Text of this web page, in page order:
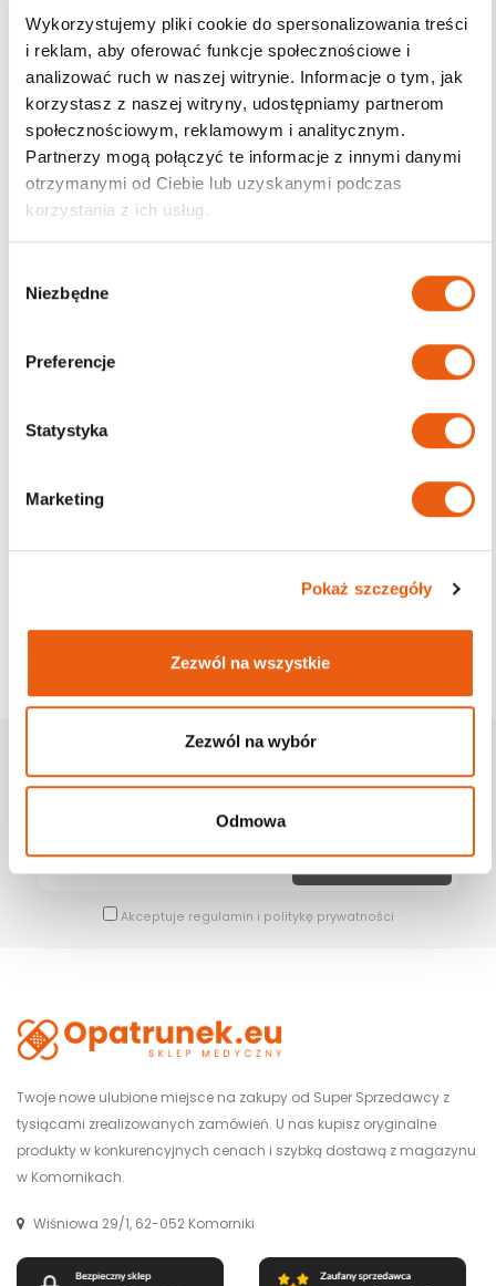
Wykorzystujemy pliki cookie do spersonalizowania treści
i reklam, aby oferować funkcje społecznościowe i
analizować ruch w naszej witrynie. Informacje o tym, jak
korzystasz z naszej witryny, udostępniamy partnerom
społecznościowym, reklamowym i analitycznym.
Partnerzy mogą połączyć te informacje z innymi danymi
otrzymanymi od Ciebie lub uzyskanymi podczas
korzystania z ich usług.
Niezbędne
Preferencje
Statystyka
Marketing
Pokaż szczegóły
Zezwól na wszystkie
Zezwól na wybór
Odmowa
Darmowa dostawa
od 200zł
Zapisz Się Na Newsletter
Akceptuje regulamin i politykę prywatności
Twoje nowe ulubione miejsce na zakupy od Super Sprzedawcy z
tysiącami zrealizowanych zamówień. U nas kupisz oryginalne
produkty w konkurencyjnych cenach i szybką dostawą z magazynu
w Komornikach.
Wiśniowa 29/1, 62-052 Komorniki